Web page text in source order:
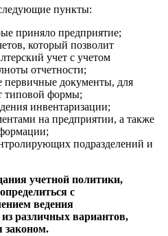
пункты:
приняло предприятие;
который позволит
учет с учетом
отчетности;
первичные документы, для
типовой формы;
инвентаризации;
на предприятии, а также
подразделений и
учетной политики,
с
ведения
из различных вариантов,
законом.